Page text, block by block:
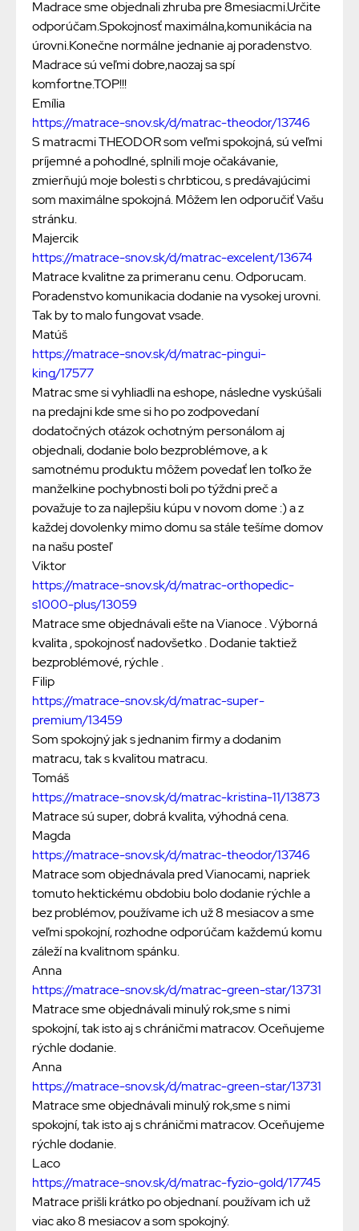
Madrace sme objednali zhruba pre 8mesiacmi.Určite
odporúčam.Spokojnosť maximálna,komunikácia na
úrovni.Konečne normálne jednanie aj poradenstvo.
Madrace sú veľmi dobre,naozaj sa spí
komfortne.TOP!!!
Emília
https://matrace-snov.sk/d/matrac-theodor/13746
S matracmi THEODOR som veľmi spokojná, sú veľmi
príjemné a pohodlné, splnili moje očakávanie,
zmierňujú moje bolesti s chrbticou, s predávajúcimi
som maximálne spokojná. Môžem len odporučiť Vašu
stránku.
Majercik
https://matrace-snov.sk/d/matrac-excelent/13674
Matrace kvalitne za primeranu cenu. Odporucam.
Poradenstvo komunikacia dodanie na vysokej urovni.
Tak by to malo fungovat vsade.
Matúš
https://matrace-snov.sk/d/matrac-pingui-
king/17577
Matrac sme si vyhliadli na eshope, následne vyskúšali
na predajni kde sme si ho po zodpovedaní
dodatočných otázok ochotným personálom aj
objednali, dodanie bolo bezproblémove, a k
samotnému produktu môžem povedať len toľko že
manželkine pochybnosti boli po týždni preč a
považuje to za najlepšiu kúpu v novom dome :) a z
každej dovolenky mimo domu sa stále tešíme domov
na našu posteľ
Viktor
https://matrace-snov.sk/d/matrac-orthopedic-
s1000-plus/13059
Matrace sme objednávali ešte na Vianoce . Výborná
kvalita , spokojnosť nadovšetko . Dodanie taktiež
bezproblémové, rýchle .
Filip
https://matrace-snov.sk/d/matrac-super-
premium/13459
Som spokojný jak s jednanim firmy a dodanim
matracu, tak s kvalitou matracu.
Tomáš
https://matrace-snov.sk/d/matrac-kristina-11/13873
Matrace sú super, dobrá kvalita, výhodná cena.
Magda
https://matrace-snov.sk/d/matrac-theodor/13746
Matrace som objednávala pred Vianocami, napriek
tomuto hektickému obdobiu bolo dodanie rýchle a
bez problémov, používame ich už 8 mesiacov a sme
veľmi spokojní, rozhodne odporúčam každemú komu
záleží na kvalitnom spánku.
Anna
https://matrace-snov.sk/d/matrac-green-star/13731
Matrace sme objednávali minulý rok,sme s nimi
spokojní, tak isto aj s chráničmi matracov. Oceňujeme
rýchle dodanie.
Anna
https://matrace-snov.sk/d/matrac-green-star/13731
Matrace sme objednávali minulý rok,sme s nimi
spokojní, tak isto aj s chráničmi matracov. Oceňujeme
rýchle dodanie.
Laco
https://matrace-snov.sk/d/matrac-fyzio-gold/17745
Matrace prišli krátko po objednaní. používam ich už
viac ako 8 mesiacov a som spokojný.